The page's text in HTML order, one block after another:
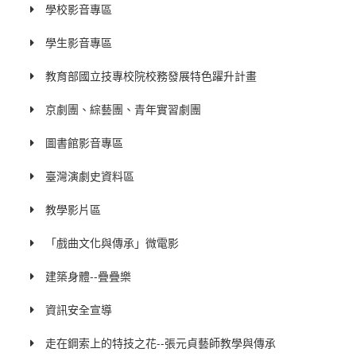
學校影音專區
學生影音專區
教育部國立技專校院校務發展特色躍升計畫
京劇團、綜藝團、青年實習劇團
圖書館影音專區
臺灣演劇史資料區
教學影片區
「戲曲文化與傳承」微電影
建築身體--疊疊樂
資訊安全宣導
走在鋼索上的特技之花--張元貞藝師教學與傳承